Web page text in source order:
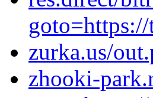
zurka.us/
zhooki-